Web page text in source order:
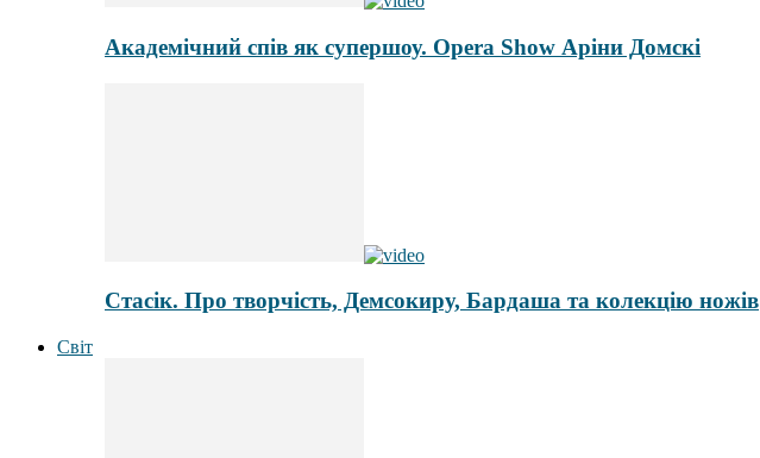
Академічний спів як супершоу. Opera Show Аріни Домскі
Стасік. Про творчість, Демсокиру, Бардаша та колекцію ножів
Світ